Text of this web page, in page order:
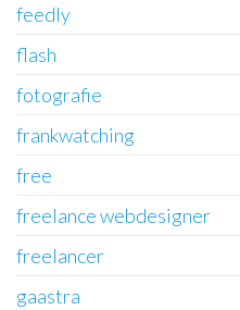
feedly
flash
fotografie
frankwatching
free
freelance webdesigner
freelancer
gaastra